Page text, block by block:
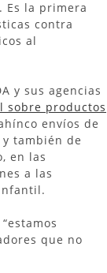
Es la primera
contra
al
y sus agencias
sobre productos
envíos de
también de
en las
a las
que no